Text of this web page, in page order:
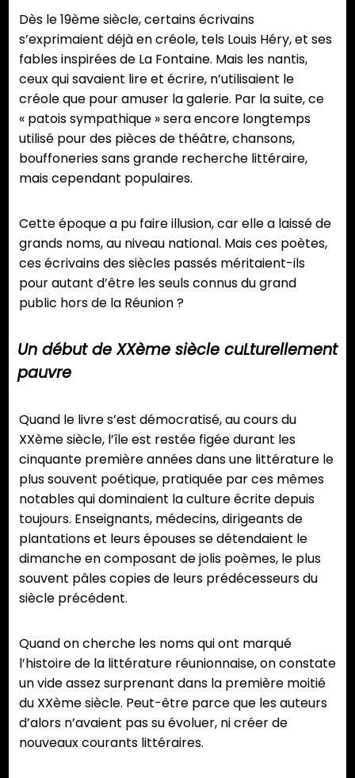
Dès le 19ème siècle, certains écrivains
s’exprimaient déjà en créole, tels Louis Héry, et ses
fables inspirées de La Fontaine. Mais les nantis,
ceux qui savaient lire et écrire, n’utilisaient le
créole que pour amuser la galerie. Par la suite, ce
« patois sympathique » sera encore longtemps
utilisé pour des pièces de théâtre, chansons,
bouffoneries sans grande recherche littéraire,
mais cependant populaires.
Cette époque a pu faire illusion, car elle a laissé de
grands noms, au niveau national. Mais ces poètes,
ces écrivains des siècles passés méritaient-ils
pour autant d’être les seuls connus du grand
public hors de la Réunion ?
Un début de XXème siècle cuLturellement
pauvre
Quand le livre s’est démocratisé, au cours du
XXème siècle, l’île est restée figée durant les
cinquante première années dans une littérature le
plus souvent poétique, pratiquée par ces mêmes
notables qui dominaient la culture écrite depuis
toujours. Enseignants, médecins, dirigeants de
plantations et leurs épouses se détendaient le
dimanche en composant de jolis poèmes, le plus
souvent pâles copies de leurs prédécesseurs du
siècle précédent.
Quand on cherche les noms qui ont marqué
l’histoire de la littérature réunionnaise, on constate
un vide assez surprenant dans la première moitié
du XXème siècle. Peut-être parce que les auteurs
d’alors n’avaient pas su évoluer, ni créer de
nouveaux courants littéraires.